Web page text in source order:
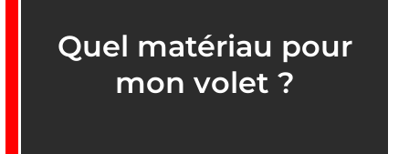
Quel matériau pour
mon volet ?